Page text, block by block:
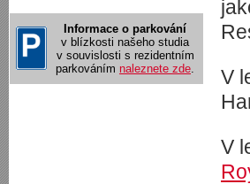
Informace o parkování
v blízkosti našeho studia
v souvislosti s rezidentním
parkováním naleznete zde.
V
V